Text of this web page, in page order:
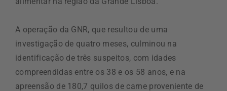
A operação da GNR, que resultou de uma
investigação de quatro meses, culminou na
identificação de três suspeitos, com idades
compreendidas entre os 38 e os 58 anos, e na
apreensão de 180,7 quilos de carne proveniente de